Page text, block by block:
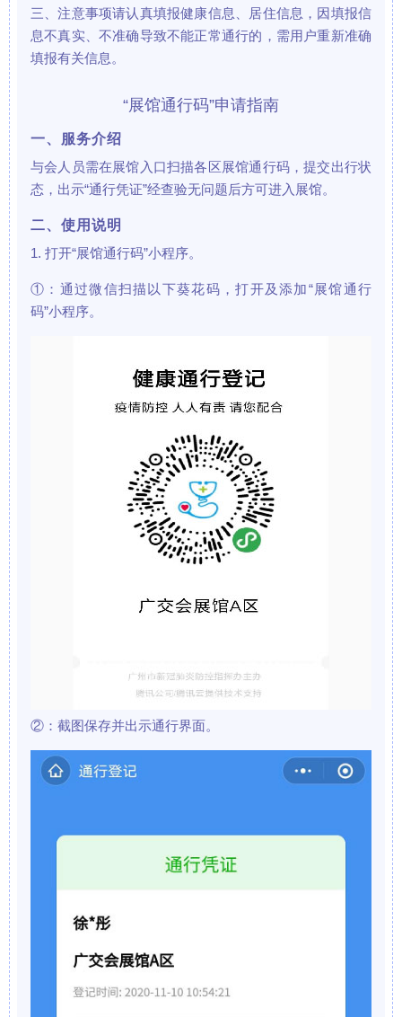
三、注意事项请认真填报健康信息、居住信息，因填报信
息不真实、不准确导致不能正常通行的，需用户重新准确
填报有关信息。
“展馆通行码”申请指南
一、服务介绍
与会人员需在展馆入口扫描各区展馆通行码，提交出行状
态，出示“通行凭证”经查验无问题后方可进入展馆。
二、使用说明
1. 打开“展馆通行码”小程序。
①：通过微信扫描以下葵花码，打开及添加“展馆通行
码”小程序。
②：截图保存并出示通行界面。